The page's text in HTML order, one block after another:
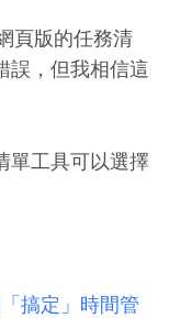
頁版的任務清
誤，但我相信這
單工具可以選擇
搞定」時間管